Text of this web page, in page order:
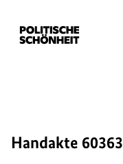
Handakte 60363